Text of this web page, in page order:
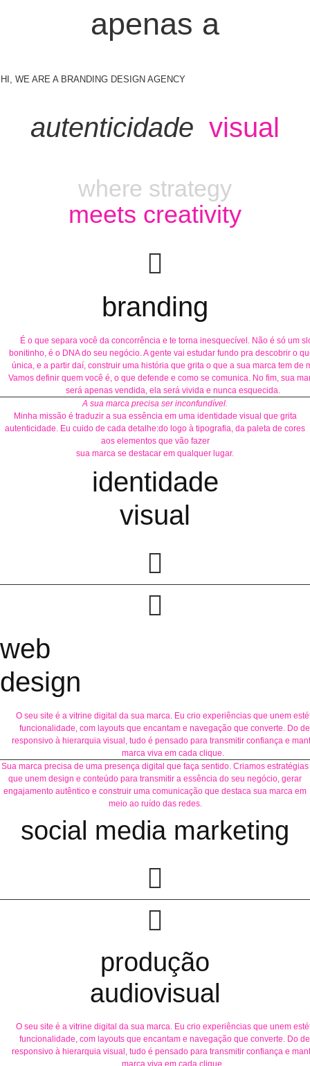
apenas a
HI, WE ARE A BRANDING DESIGN AGENCY
autenticidade visual
where strategy
meets creativity
branding
É o que separa você da concorrência e te torna inesquecível. Não é só um
bonitinho, é o DNA do seu negócio. A gente vai estudar fundo pra descobrir o
única, e a partir daí, construir uma história que grita o que a sua marca tem de
Vamos definir quem você é, o que defende e como se comunica. No fim, sua
será apenas vendida, ela será vivida e nunca esquecida.
A sua marca precisa ser inconfundível.
Minha missão é traduzir a sua essência em uma identidade visual que grita
autenticidade. Eu cuido de cada detalhe:do logo à tipografia, da paleta de cores
aos elementos que vão fazer
sua marca se destacar em qualquer lugar.
identidade
visual
web
design
O seu site é a vitrine digital da sua marca. Eu crio experiências que unem
funcionalidade, com layouts que encantam e navegação que converte. Do
responsivo à hierarquia visual, tudo é pensado para transmitir confiança e
marca viva em cada clique.
Sua marca precisa de uma presença digital que faça sentido. Criamos estratégias
que unem design e conteúdo para transmitir a essência do seu negócio, gerar
engajamento autêntico e construir uma comunicação que destaca sua marca em
meio ao ruído das redes.
social media marketing
produção
audiovisual
O seu site é a vitrine digital da sua marca. Eu crio experiências que unem
funcionalidade, com layouts que encantam e navegação que converte. Do
responsivo à hierarquia visual, tudo é pensado para transmitir confiança e